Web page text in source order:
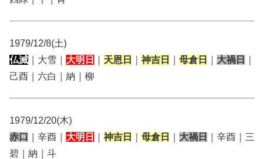
1979/12/8(土)
仏滅 ｜大雪｜ 大明日 天恩日 神吉日 母倉日 大禍日
己酉｜六白｜納｜柳
1979/12/20(木)
赤口
｜辛酉｜ 大明日 神吉日 母倉日 大禍日
｜辛酉｜三
碧｜納｜斗